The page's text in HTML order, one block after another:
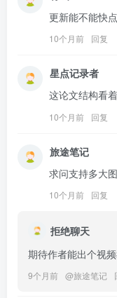
更新能不能快
10个月前 回复
星点记录者
这论文结构看
10个月前 回复
旅途笔记
求问支持多大
10个月前 回复
拒绝聊天
期待作者能出个视
9个月前 @旅途笔记